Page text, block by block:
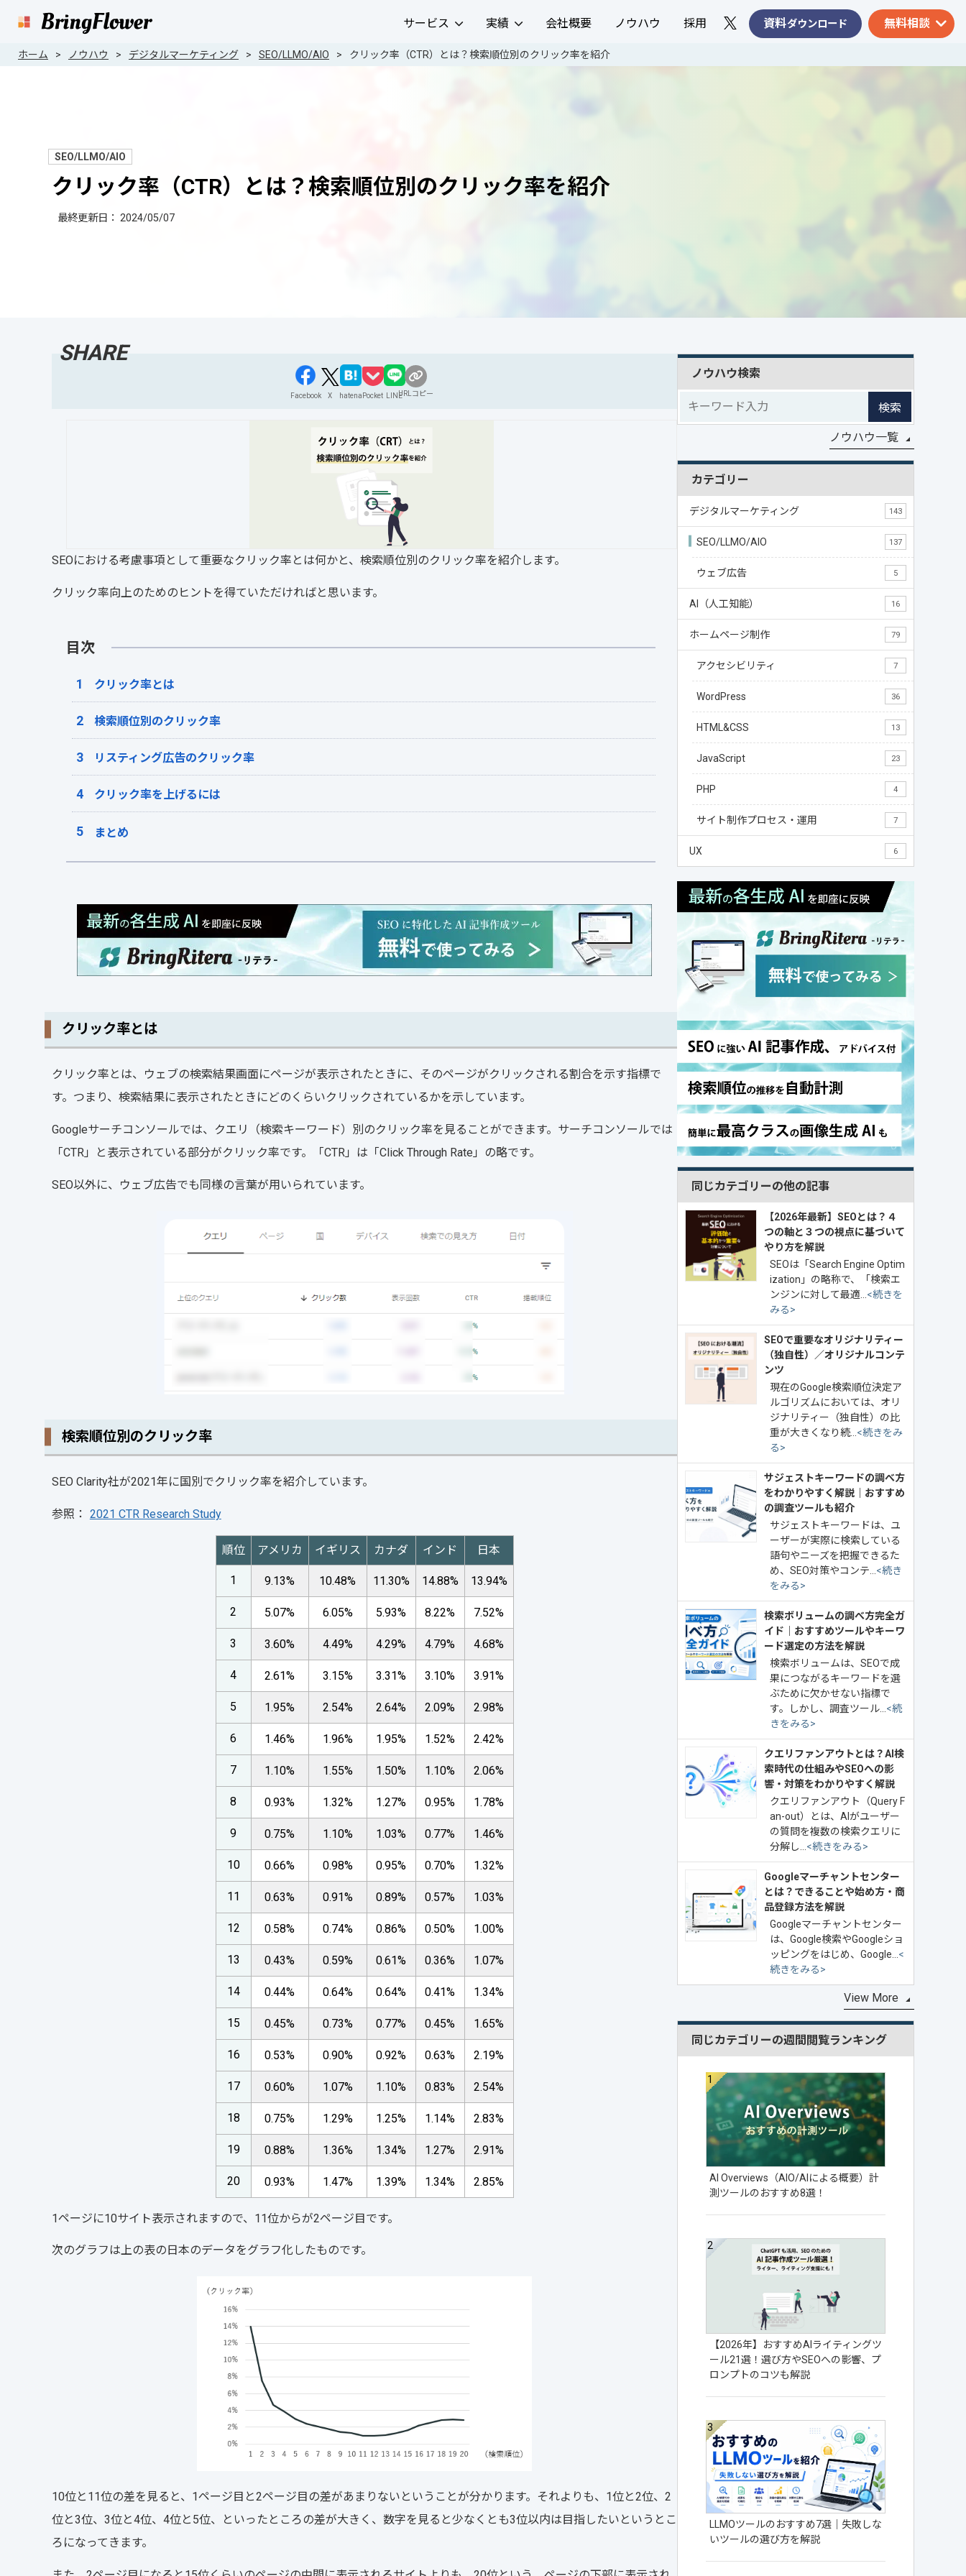
サービス 実績 会社概要 ノウハウ 採用 資料ダウンロード 無料相談
ホーム ノウハウ デジタルマーケティング SEO/LLMO/AIO クリック率（CTR）とは？検索順位別のクリック率を紹介
SEO/LLMO/AIO
クリック率（CTR）とは？検索順位別のクリック率を紹介
最終更新日： 2024/05/07
Facebook X hatena Pocket LINEURLコピー
SEOにおける考慮事項として重要なクリック率とは何かと、検索順位別のクリック率を紹介します。
クリック率向上のためのヒントを得ていただければと思います。
目次
クリック率とは
検索順位別のクリック率
リスティング広告のクリック率
クリック率を上げるには
まとめ
クリック率とは
クリック率とは、ウェブの検索結果画面にページが表示されたときに、そのページがクリックされる割合を示す指標で
す。つまり、検索結果に表示されたときにどのくらいクリックされているかを示しています。
Googleサーチコンソールでは、クエリ（検索キーワード）別のクリック率を見ることができます。サーチコンソールでは
「CTR」と表示されている部分がクリック率です。「CTR」は「Click Through Rate」の略です。
SEO以外に、ウェブ広告でも同様の言葉が用いられています。
検索順位別のクリック率
SEO Clarity社が2021年に国別でクリック率を紹介しています。
参照： 2021 CTR Research Study
順位 アメリカ イギリス カナダ インド 日本
1 9.13% 10.48% 11.30% 14.88% 13.94%
2 5.07% 6.05% 5.93% 8.22% 7.52%
3 3.60% 4.49% 4.29% 4.79% 4.68%
4 2.61% 3.15% 3.31% 3.10% 3.91%
5 1.95% 2.54% 2.64% 2.09% 2.98%
6 1.46% 1.96% 1.95% 1.52% 2.42%
7 1.10% 1.55% 1.50% 1.10% 2.06%
8 0.93% 1.32% 1.27% 0.95% 1.78%
9 0.75% 1.10% 1.03% 0.77% 1.46%
10 0.66% 0.98% 0.95% 0.70% 1.32%
11 0.63% 0.91% 0.89% 0.57% 1.03%
12 0.58% 0.74% 0.86% 0.50% 1.00%
13 0.43% 0.59% 0.61% 0.36% 1.07%
14 0.44% 0.64% 0.64% 0.41% 1.34%
15 0.45% 0.73% 0.77% 0.45% 1.65%
16 0.53% 0.90% 0.92% 0.63% 2.19%
17 0.60% 1.07% 1.10% 0.83% 2.54%
18 0.75% 1.29% 1.25% 1.14% 2.83%
19 0.88% 1.36% 1.34% 1.27% 2.91%
20 0.93% 1.47% 1.39% 1.34% 2.85%
1ページに10サイト表示されますので、11位からが2ページ目です。
次のグラフは上の表の日本のデータをグラフ化したものです。
10位と11位の差を見ると、1ページ目と2ページ目の差があまりないということが分かります。それよりも、1位と2位、2
位と3位、3位と4位、4位と5位、といったところの差が大きく、数字を見ると少なくとも3位以内は目指したいというとこ
ろになってきます。
ノウハウ検索
検索
ノウハウ一覧
カテゴリー
デジタルマーケティング 143
SEO/LLMO/AIO 137
ウェブ広告 5
AI（人工知能） 16
ホームページ制作 79
アクセシビリティ 7
WordPress 36
HTML&CSS 13
JavaScript 23
PHP 4
サイト制作プロセス・運用 7
UX 6
同じカテゴリーの他の記事
【2026年最新】SEOとは？４
つの軸と３つの視点に基づいて
やり方を解説
SEOは「Search Engine Optim
ization」の略称で、「検索エ
ンジンに対して最適…<続きを
みる>
SEOで重要なオリジナリティー
（独自性）／オリジナルコンテ
ンツ
現在のGoogle検索順位決定ア
ルゴリズムにおいては、オリ
ジナリティー（独自性）の比
重が大きくなり続…<続きをみ
る>
サジェストキーワードの調べ方
をわかりやすく解説｜おすすめ
の調査ツールも紹介
サジェストキーワードは、ユ
ーザーが実際に検索している
語句やニーズを把握できるた
め、SEO対策やコンテ…<続き
をみる>
検索ボリュームの調べ方完全ガ
イド｜おすすめツールやキーワ
ード選定の方法を解説
検索ボリュームは、SEOで成
果につながるキーワードを選
ぶために欠かせない指標で
す。しかし、調査ツール…<続
きをみる>
クエリファンアウトとは？AI検
索時代の仕組みやSEOへの影
響・対策をわかりやすく解説
クエリファンアウト（Query F
an-out）とは、AIがユーザー
の質問を複数の検索クエリに
分解し…<続きをみる>
Googleマーチャントセンター
とは？できることや始め方・商
品登録方法を解説
Googleマーチャントセンター
は、Google検索やGoogleショ
ッピングをはじめ、Google…<
続きをみる>
View More
同じカテゴリーの週間閲覧ランキング
AI Overviews（AIO/AIによる概要）計
測ツールのおすすめ8選！
【2026年】おすすめAIライティングツ
ール21選！選び方やSEOへの影響、プ
ロンプトのコツも解説
LLMOツールのおすすめ7選｜失敗しな
いツールの選び方を解説